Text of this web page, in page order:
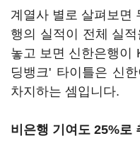
계열사 별로 살펴보면
행의 실적이 전체 실
놓고 보면 신한은행이
딩뱅크' 타이틀은 신
차지하는 셈입니다.
비은행 기여도 25%로